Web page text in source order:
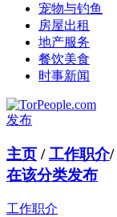
宠物与钓鱼
房屋出租
地产服务
餐饮美食
时事新闻
发布
主页 /工作职介/
在该分类发布
工作职介